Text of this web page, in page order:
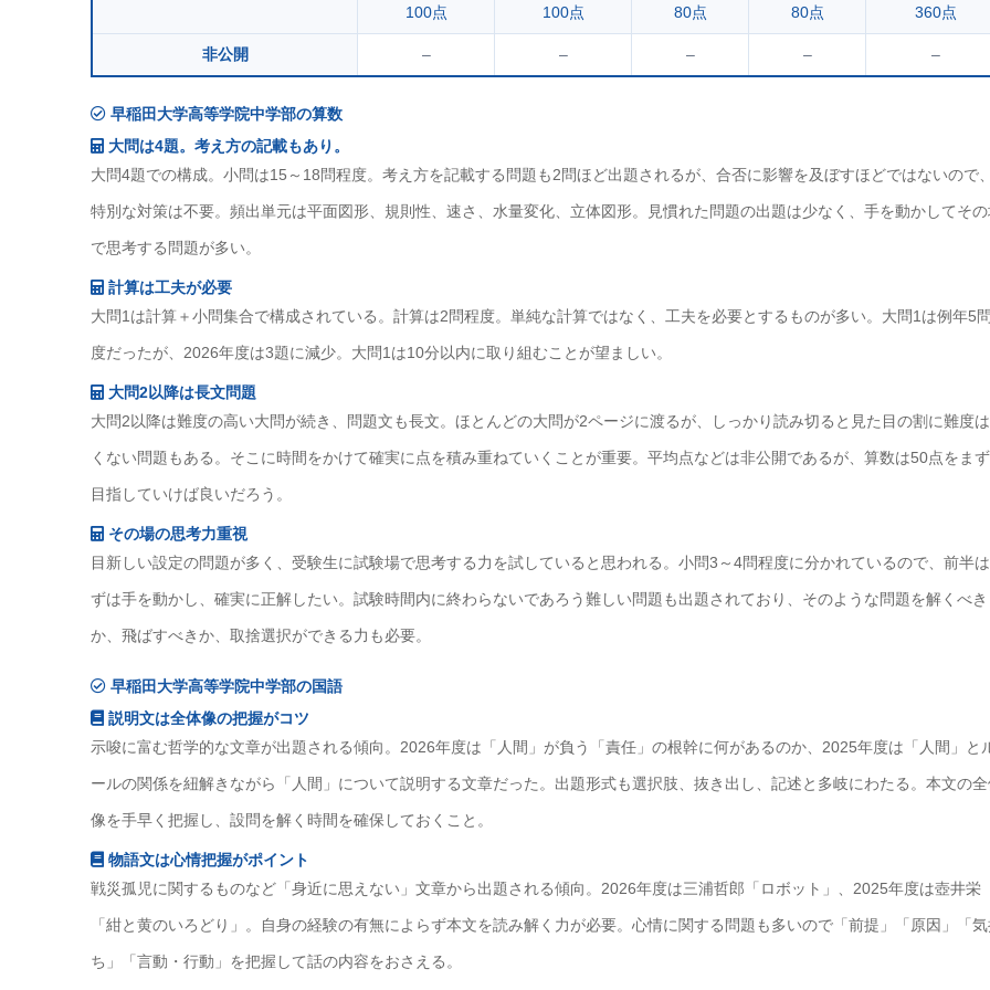
100点
100点
80点
80点
360点
非公開 – – – – –
早稲田大学高等学院中学部の算数
大問は4題。考え方の記載もあり。
大問4題での構成。小問は15～18問程度。考え方を記載する問題も2問ほど出題されるが、合否に影響を及ぼすほどではないので、
特別な対策は不要。頻出単元は平面図形、規則性、速さ、水量変化、立体図形。見慣れた問題の出題は少なく、手を動かしてそ
で思考する問題が多い。
計算は工夫が必要
大問1は計算＋小問集合で構成されている。計算は2問程度。単純な計算ではなく、工夫を必要とするものが多い。大問1は例年5
度だったが、2026年度は3題に減少。大問1は10分以内に取り組むことが望ましい。
大問2以降は長文問題
大問2以降は難度の高い大問が続き、問題文も長文。ほとんどの大問が2ページに渡るが、しっかり読み切ると見た目の割に難度
くない問題もある。そこに時間をかけて確実に点を積み重ねていくことが重要。平均点などは非公開であるが、算数は50点をま
目指していけば良いだろう。
その場の思考力重視
目新しい設定の問題が多く、受験生に試験場で思考する力を試していると思われる。小問3～4問程度に分かれているので、前半は
ずは手を動かし、確実に正解したい。試験時間内に終わらないであろう難しい問題も出題されており、そのような問題を解くべき
か、飛ばすべきか、取捨選択ができる力も必要。
早稲田大学高等学院中学部の国語
説明文は全体像の把握がコツ
示唆に富む哲学的な文章が出題される傾向。2026年度は「人間」が負う「責任」の根幹に何があるのか、2025年度は「人間」と
ールの関係を紐解きながら「人間」について説明する文章だった。出題形式も選択肢、抜き出し、記述と多岐にわたる。本文の
像を手早く把握し、設問を解く時間を確保しておくこと。
物語文は心情把握がポイント
戦災孤児に関するものなど「身近に思えない」文章から出題される傾向。2026年度は三浦哲郎「ロボット」、2025年度は壺井栄
「紺と黄のいろどり」。自身の経験の有無によらず本文を読み解く力が必要。心情に関する問題も多いので「前提」「原因」「
ち」「言動・行動」を把握して話の内容をおさえる。